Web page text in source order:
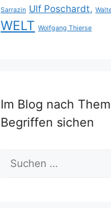
Sarrazin Ulf Poschardt,
WELT Wolfgang Thierse
Im Blog nach
Begriffen sichen
nach: